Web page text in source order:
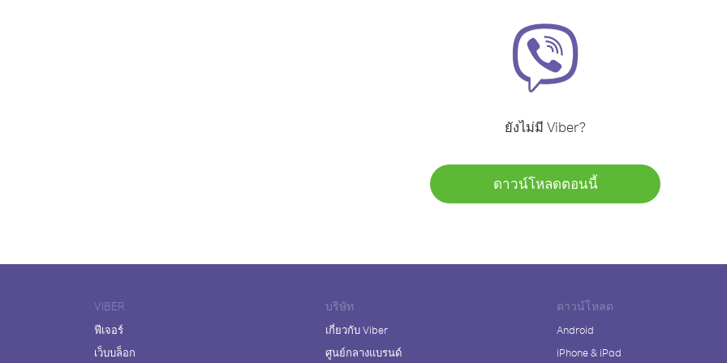
ยังไม่มี Viber?
ดาวน์โหลดตอนนี้
VIBER
ฟีเจอร์
เว็บบล็อก
บริษัท
เกี่ยวกับ Viber
ศูนย์กลางแบรนด์
ดาวน์โหลด
Android
iPhone & iPad